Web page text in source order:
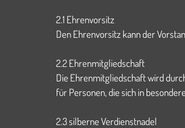
2.1 Ehrenvorsitz
Den Ehrenvorsitz kann der
2.2 Ehrenmitgliedschaft
Die Ehrenmitgliedschaft wird
für Personen, die sich in
2.3 silberne Verdienstnadel